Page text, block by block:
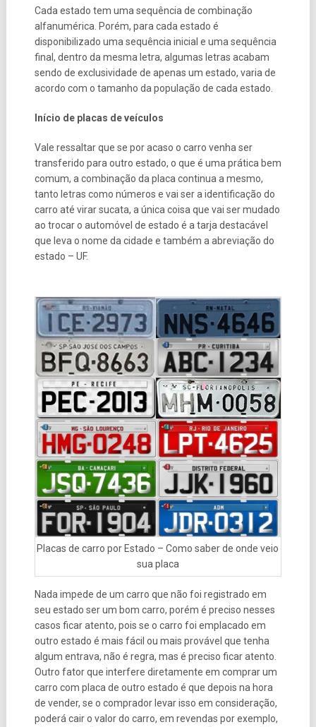
Cada estado tem uma sequência de combinação
alfanumérica. Porém, para cada estado é
disponibilizado uma sequência inicial e uma sequência
final, dentro da mesma letra, algumas letras acabam
sendo de exclusividade de apenas um estado, varia de
acordo com o tamanho da população de cada estado.
Início de placas de veículos
Vale ressaltar que se por acaso o carro venha ser
transferido para outro estado, o que é uma prática bem
comum, a combinação da placa continua a mesmo,
tanto letras como números e vai ser a identificação do
carro até virar sucata, a única coisa que vai ser mudado
ao trocar o automóvel de estado é a tarja destacável
que leva o nome da cidade e também a abreviação do
estado – UF.
Placas de carro por Estado – Como saber de onde veio
sua placa
Nada impede de um carro que não foi registrado em
seu estado ser um bom carro, porém é preciso nesses
casos ficar atento, pois se o carro foi emplacado em
outro estado é mais fácil ou mais provável que tenha
algum entrava, não é regra, mas é preciso ficar atento.
Outro fator que interfere diretamente em comprar um
carro com placa de outro estado é que depois na hora
de vender, se o comprador levar isso em consideração,
poderá cair o valor do carro, em revendas por exemplo,